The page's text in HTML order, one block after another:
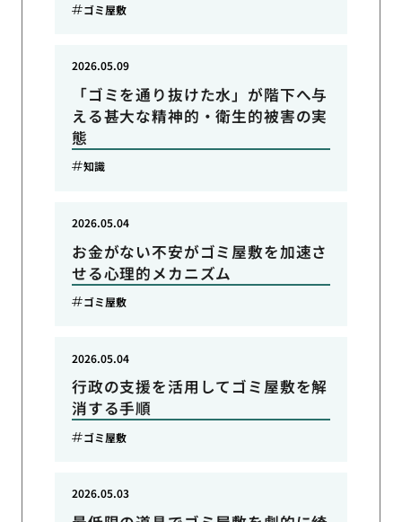
ゴミ屋敷
「ゴミを通り抜けた水」が階下へ与
える甚大な精神的・衛生的被害の実
態
2026.05.09
知識
お金がない不安がゴミ屋敷を加速さ
せる心理的メカニズム
2026.05.04
ゴミ屋敷
行政の支援を活用してゴミ屋敷を解
消する手順
2026.05.04
ゴミ屋敷
2026.05.03